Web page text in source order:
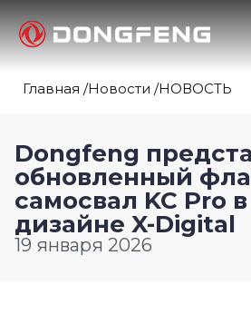
Главная /Новости /НОВОСТЬ
Dongfeng
обновленный
самосвал KC Pro
дизайне X-Digital
19 января 2026